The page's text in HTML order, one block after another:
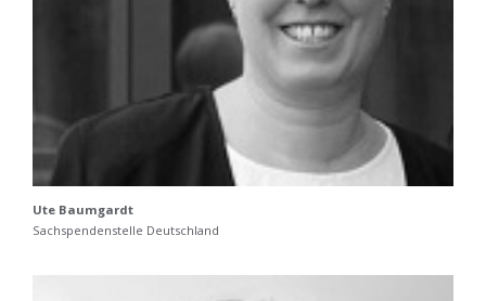
Ute Baumgardt
Sachspendenstelle Deutschland